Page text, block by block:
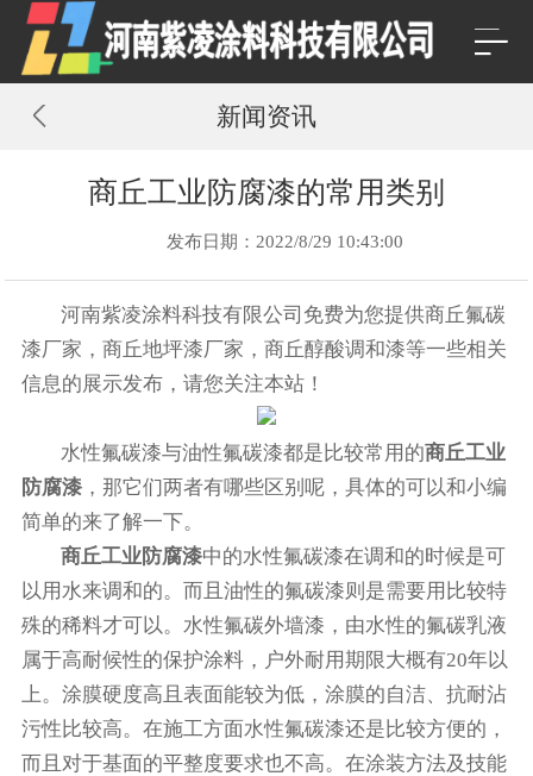
新闻资讯
商丘工业防腐漆的常用类别
发布日期：2022/8/29 10:43:00
河南紫凌涂料科技有限公司免费为您提供商丘氟碳
漆厂家 ，商丘地坪漆厂家，商丘醇酸调和漆等一些相关
信息的展示发布，请您关注本站！
水性氟碳漆与油性氟碳漆都是比较常用的商丘工业
防腐漆，那它们两者有哪些区别呢，具体的可以和小编
简单的来了解一下。
商丘工业防腐漆中的水性氟碳漆在调和的时候是可
以用水来调和的。而且油性的氟碳漆则是需要用比较特
殊的稀料才可以。水性氟碳外墙漆，由水性的氟碳乳液
属于高耐候性的保护涂料，户外耐用期限大概有20年以
上。涂膜硬度高且表面能较为低，涂膜的自洁、抗耐沾
污性比较高。在施工方面水性氟碳漆还是比较方便的，
而且对于基面的平整度要求也不高。在涂装方法及技能